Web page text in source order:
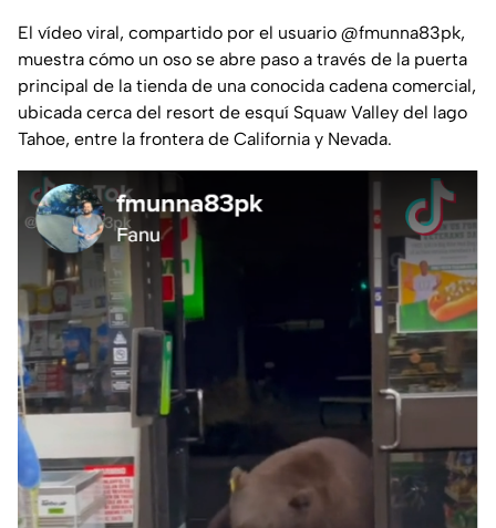
El vídeo viral, compartido por el usuario @fmunna83pk,
muestra cómo un oso se abre paso a través de la puerta
principal de la tienda de una conocida cadena comercial,
ubicada cerca del resort de esquí Squaw Valley del lago
Tahoe, entre la frontera de California y Nevada.